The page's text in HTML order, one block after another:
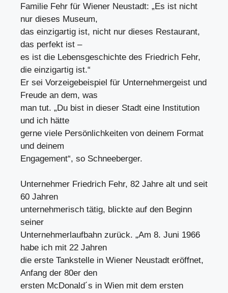
Familie Fehr für Wiener Neustadt: „Es ist nicht
nur dieses Museum,
das einzigartig ist, nicht nur dieses Restaurant,
das perfekt ist –
es ist die Lebensgeschichte des Friedrich Fehr,
die einzigartig ist.“
Er sei Vorzeigebeispiel für Unternehmergeist und
Freude an dem, was
man tut. „Du bist in dieser Stadt eine Institution
und ich hätte
gerne viele Persönlichkeiten von deinem Format
und deinem
Engagement“, so Schneeberger.
Unternehmer Friedrich Fehr, 82 Jahre alt und seit
60 Jahren
unternehmerisch tätig, blickte auf den Beginn
seiner
Unternehmerlaufbahn zurück. „Am 8. Juni 1966
habe ich mit 22 Jahren
die erste Tankstelle in Wiener Neustadt eröffnet,
Anfang der 80er den
ersten McDonald´s in Wien mit dem ersten